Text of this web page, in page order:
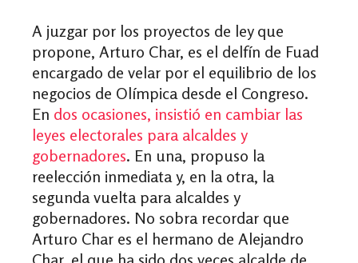
A juzgar por los proyectos de ley que
propone, Arturo Char, es el delfín de Fuad
encargado de velar por el equilibrio de los
negocios de Olímpica desde el Congreso.
En dos ocasiones, insistió en cambiar las
leyes electorales para alcaldes y
gobernadores. En una, propuso la
reelección inmediata y, en la otra, la
segunda vuelta para alcaldes y
gobernadores. No sobra recordar que
Arturo Char es el hermano de Alejandro